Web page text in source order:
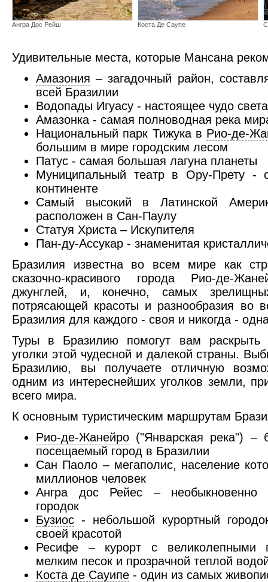
Ангра Дос Рейш Коста Де Саупе
Сан Паулу
Удивительные места, которые Мансана
Амазония – загадочный район,
всей Бразилии
Водопады Игуасу - настоящее чудо света
Амазонка - самая полноводная река
Национальный парк Тижука в Рио-де-
большим в мире городским лесом
Патус - самая большая лагуна планеты
Муниципальный театр в Ору-Прету -
континенте
Самый высокий в Латинской
расположен в Сан-Паулу
Статуя Христа – Искупителя
Пан-ду-Ассукар - знаменитая
Бразилия известна во всем мире как
сказочно-красивого города Рио-де-
джунглей, и, конечно, самых
потрясающей красоты и разнообразия во
Бразилия для каждого - своя и никогда -
Туры в Бразилию помогут вам раскрыть
уголки этой чудесной и далекой страны.
Бразилию, вы получаете отличную
одним из интереснейших уголков земли,
всего мира.
К основным туристическим маршрутам
Рио-де-Жанейро ("Январская река") –
посещаемый город в Бразилии
Сан Паоло – мегаполис, население
миллионов человек
Ангра дос Рейес – необыкновенно
городок
Бузиос - небольшой курортный
своей красотой
Ресифе – курорт с великолепными
мелким песок и прозрачной теплой
Коста де Сауипе - один из самых